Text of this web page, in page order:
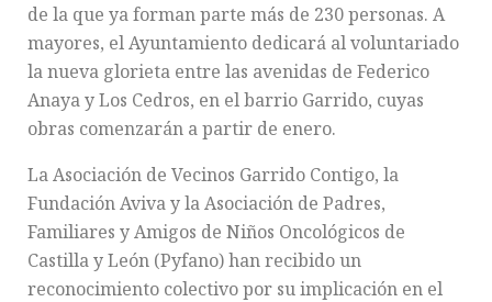
de la que ya forman parte más de 230 personas. A
mayores, el Ayuntamiento dedicará al voluntariado
la nueva glorieta entre las avenidas de Federico
Anaya y Los Cedros, en el barrio Garrido, cuyas
obras comenzarán a partir de enero.
La Asociación de Vecinos Garrido Contigo, la
Fundación Aviva y la Asociación de Padres,
Familiares y Amigos de Niños Oncológicos de
Castilla y León (Pyfano) han recibido un
reconocimiento colectivo por su implicación en el